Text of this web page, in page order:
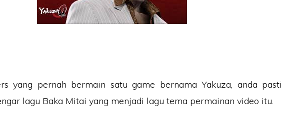
yang pernah bermain satu game bernama Yakuza, anda pasti
lagu Baka Mitai yang menjadi lagu tema permainan video itu.